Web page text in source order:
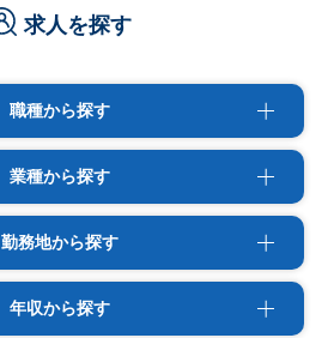
求人を探す
職種から探す
業種から探す
勤務地から探す
年収から探す